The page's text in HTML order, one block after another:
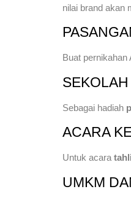
nilai brand akan
Buat pernikahan
Sebagai hadiah
ACARA
Untuk acara
UMKM